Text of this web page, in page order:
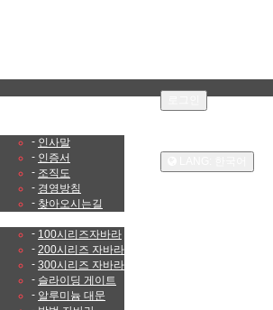
- 인사말
- 인증서
- 조직도
- 경영방침
- 찾아오시는길
- 100시리즈자바라
- 200시리즈 자바라
- 300시리즈 자바라
- 슬라이딩 게이트
- 알루미늄 대문